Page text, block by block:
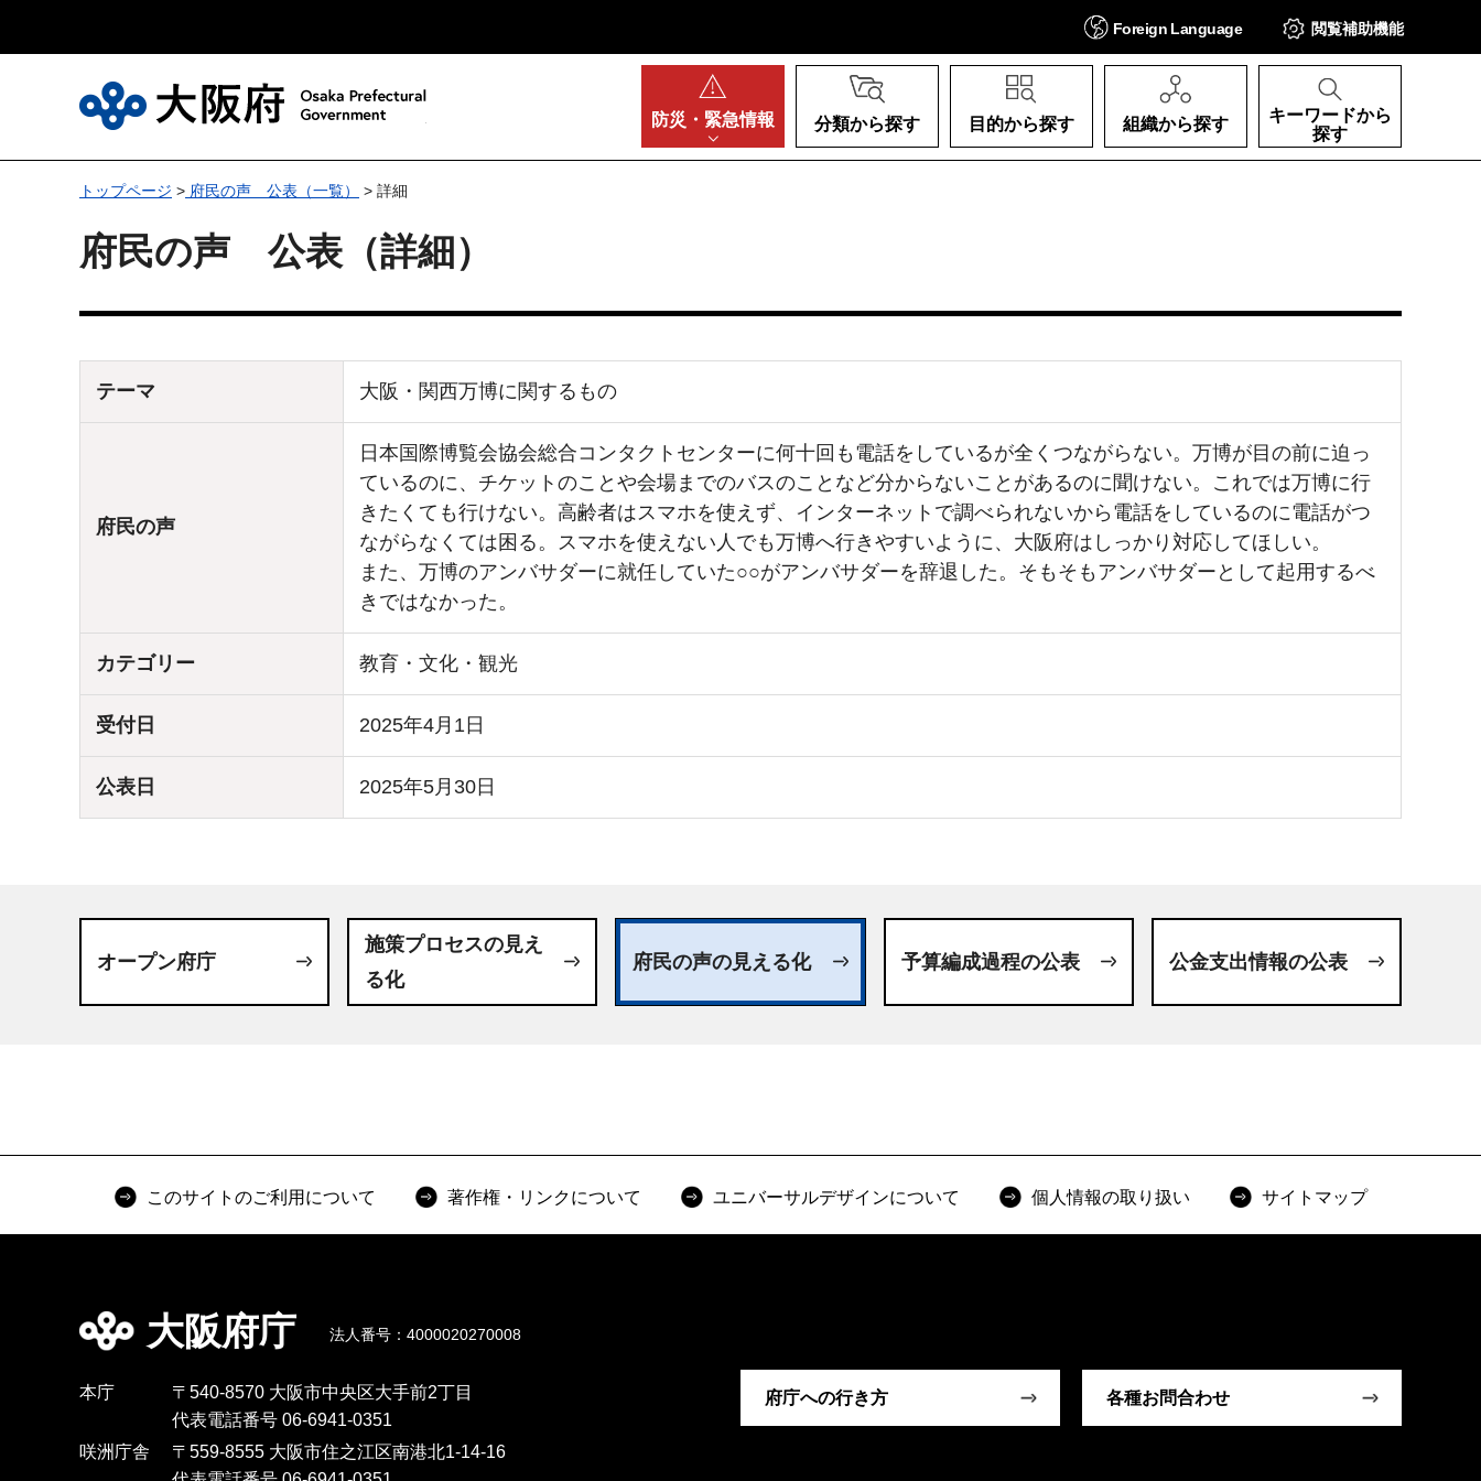
Foreign Language 閲覧補助機能
防災・ 緊急情報 分類から探す 目的から探す 組織から探す
キーワードから
探す
トップページ > 府民の声 公表（一覧） > 詳細
府民の声 公表（詳細）
テーマ 大阪・関西万博に関するもの
府民の声
日本国際博覧会協会総合コンタクトセンターに何十回も電話をしているが全くつながらない。万博が目の前に迫っ
ているのに、チケットのことや会場までのバスのことなど分からないことがあるのに聞けない。これでは万博に行
きたくても行けない。高齢者はスマホを使えず、インターネットで調べられないから電話をしているのに電話がつ
ながらなくては困る。スマホを使えない人でも万博へ行きやすいように、大阪府はしっかり対応してほしい。
また、万博のアンバサダーに就任していた○○がアンバサダーを辞退した。そもそもアンバサダーとして起用するべ
きではなかった。
カテゴリー 教育・文化・観光
受付日 2025年4月1日
公表日 2025年5月30日
オープン府庁
施策プロセスの見え
る化
府民の声の見える化 予算編成過程の公表 公金支出情報の公表
このサイトのご利用について 著作権・リンクについて ユニバーサルデザインについて 個人情報の取り扱い サイトマップ
大阪府庁 法人番号：4000020270008
本庁
〒540-8570 大阪市中央区大手前2丁目
代表電話番号 06-6941-0351
咲洲庁舎
〒559-8555 大阪市住之江区南港北1-14-16
府庁への行き方 各種お問合わせ